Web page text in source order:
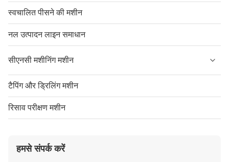
स्वचालित पीसने की मशीन
नल उत्पादन लाइन समाधान
सीएनसी मशीनिंग मशीन
टैपिंग और ड्रिलिंग मशीन
रिसाव परीक्षण मशीन
हमसे संपर्क करें